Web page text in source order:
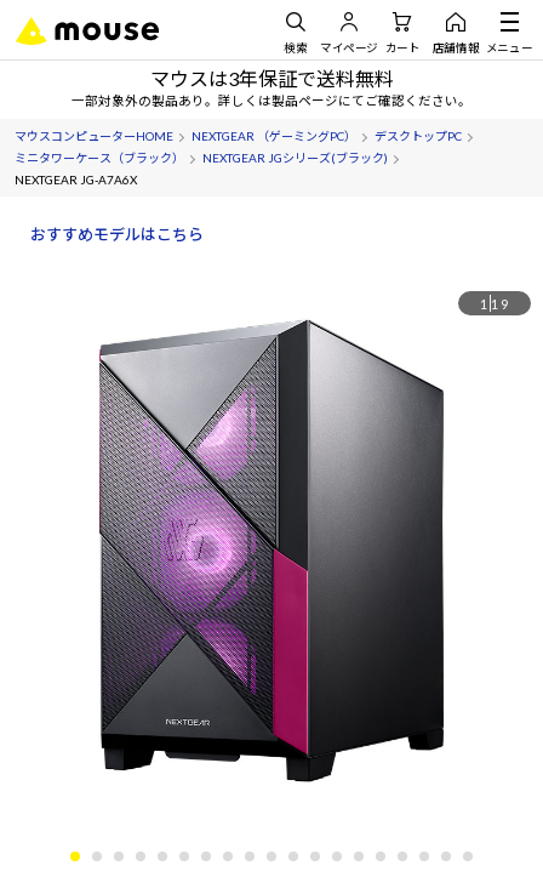
検索 マイページ カート 店舗情報 メニュー
マウスは3年保証で送料無料
一部対象外の製品あり。詳しくは製品ページにてご確認ください。
マウスコンピューターHOME NEXTGEAR （ゲーミングPC）
デスクトップPC
ミニタワーケース（ブラック）
NEXTGEAR JGシリーズ(ブラック)
NEXTGEAR JG-A7A6X
おすすめモデルはこちら
1 19